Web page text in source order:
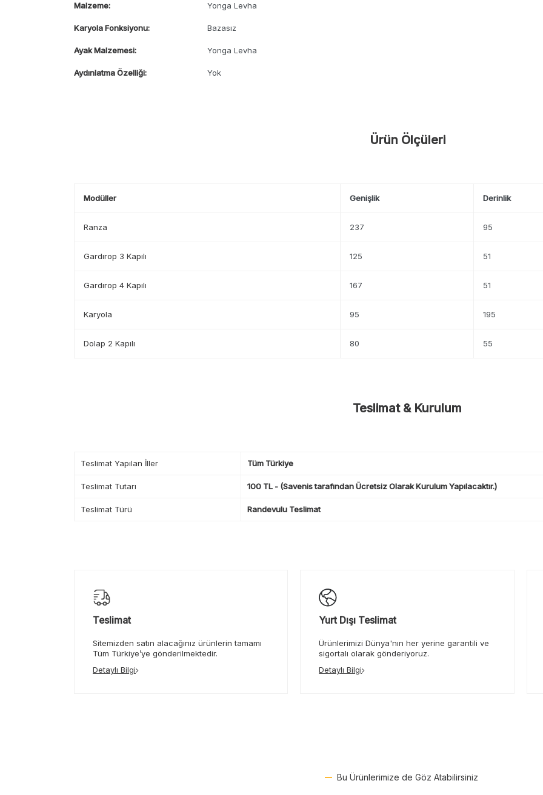
Malzeme: Yonga Levha
Karyola Fonksiyonu: Bazasız
Ayak Malzemesi: Yonga Levha
Aydınlatma Özelliği: Yok
Ürün Ölçüleri
Modüller Genişlik Derinlik
Ranza 237 95
Gardırop 3 Kapılı 125 51
Gardırop 4 Kapılı 167 51
Karyola 95 195
Dolap 2 Kapılı 80 55
Teslimat & Kurulum
Teslimat Yapılan İller Tüm Türkiye
Teslimat Tutarı 100 TL - (Savenis tarafından Ücretsiz Olarak Kurulum Yapılacaktır.)
Teslimat Türü Randevulu Teslimat
Teslimat
Sitemizden satın alacağınız ürünlerin tamamı
Tüm Türkiye’ye gönderilmektedir.
Detaylı Bilgi
Yurt Dışı Teslimat
Ürünlerimizi Dünya'nın her yerine garantili ve
sigortalı olarak gönderiyoruz.
Detaylı Bilgi
Bu Ürünlerimize de Göz Atabilirsiniz